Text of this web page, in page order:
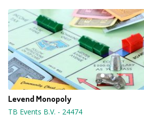
Levend Monopoly
TB Events B.V. - 24474